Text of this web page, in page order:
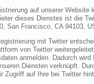
auf unserer Website
dieses Dienstes ist die
San Francisco, CA 94103,
mit Twitter
von Twitter
anmelden. Dadurch wird
Diensten verknüpft.
Zugriff auf Ihre bei Twitter